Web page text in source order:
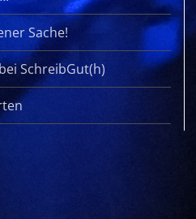
Sache!
SchreibGut(h)